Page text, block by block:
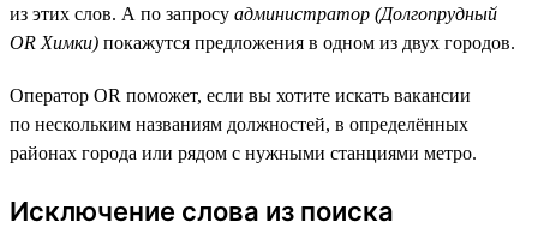
из этих слов. А по запросу администратор (Долгопрудный
OR Химки) покажутся предложения в одном из двух городов.
Оператор OR поможет, если вы хотите искать вакансии
по нескольким названиям должностей, в определённых
районах города или рядом с нужными станциями метро.
Исключение слова из поиска